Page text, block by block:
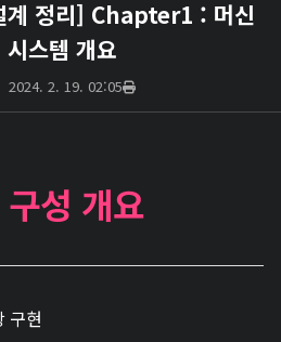
계 정리] Chapter1 : 머신
시스템 개요
2024. 2. 19. 02:05
성 개요
구현